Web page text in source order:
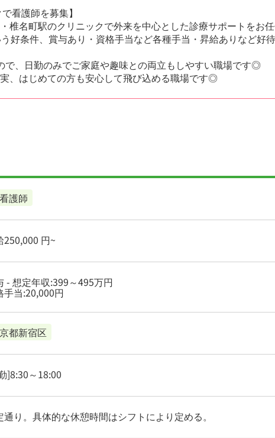
看護師を募集】
椎名町駅のクリニックで外来を中心とした診療サポートを
好条件、賞与あり・資格手当など各種手当・昇給ありなど好
で、日勤のみでご家庭や趣味との両立もしやすい職場です◎
、はじめての方も安心して飛び込める職場です◎
護師
250,000 円~
- 想定年収:399～495万円
手当:20,000円
都新宿区
]8:30～18:00
通り。具体的な休憩時間はシフトにより定める。